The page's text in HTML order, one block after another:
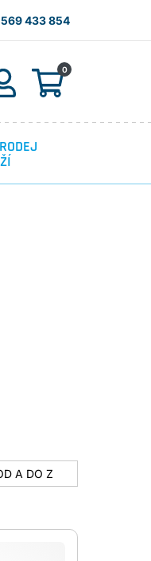
569 433 854
0
A DO Z